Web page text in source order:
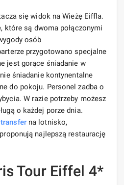
się widok na Wieżę Eiffla.
które są dwoma połączonymi
osób
przygotowano specjalne
jest gorące śniadanie w
śniadanie kontynentalne
do pokoju. Personel zadba o
W razie potrzeby możesz
o każdej porze dnia.
transferna lotnisko,
najlepszą restaurację
Tour Eiffel 4*